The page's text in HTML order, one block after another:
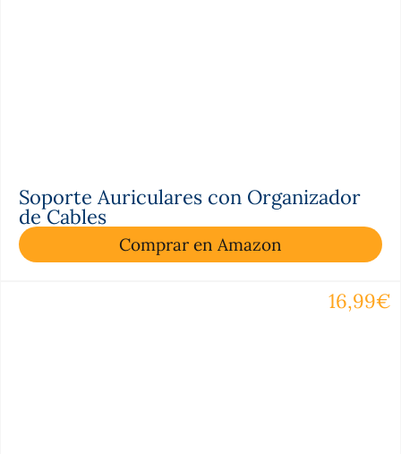
Soporte Auriculares con Organizador
de Cables
Comprar en Amazon
16,99€